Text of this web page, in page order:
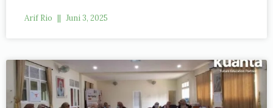
Arif Rio Juni 3, 2025